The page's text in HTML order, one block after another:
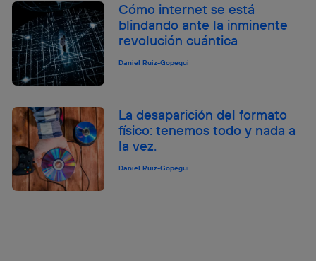
Cómo internet se está
blindando ante la inminente
revolución cuántica
Daniel Ruiz-Gopegui
La desaparición del formato
físico: tenemos todo y nada a
la vez.
Daniel Ruiz-Gopegui